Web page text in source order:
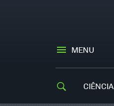
MENU
CIÊNCIA